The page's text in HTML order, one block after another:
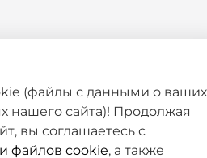
(файлы с данными о ваших
нашего сайта)! Продолжая
вы соглашаетесь с
файлов cookie, а также